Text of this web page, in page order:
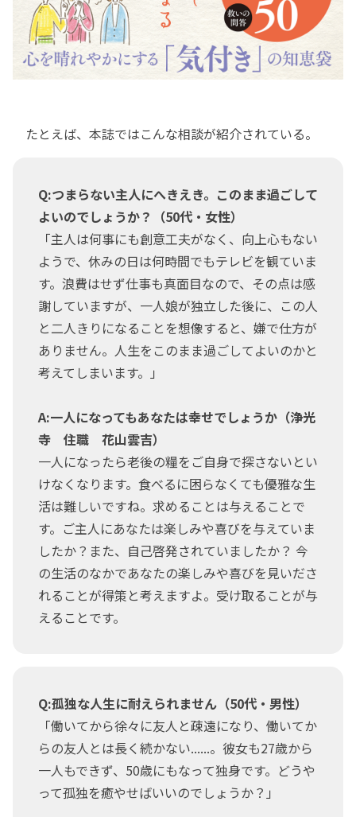
たとえば、本誌ではこんな相談が紹介されている。
Q:つまらない主人にへきえき。このまま過ごして
よいのでしょうか？（50代・女性）
「主人は何事にも創意工夫がなく、向上心もない
ようで、休みの日は何時間でもテレビを観ていま
す。浪費はせず仕事も真面目なので、その点は感
謝していますが、一人娘が独立した後に、この人
と二人きりになることを想像すると、嫌で仕方が
ありません。人生をこのまま過ごしてよいのかと
考えてしまいます。」
A:一人になってもあなたは幸せでしょうか（浄光
寺 住職 花山雲吉）
一人になったら老後の糧をご自身で探さないとい
けなくなります。食べるに困らなくても優雅な生
活は難しいですね。求めることは与えることで
す。ご主人にあなたは楽しみや喜びを与えていま
したか？また、自己啓発されていましたか？ 今
の生活のなかであなたの楽しみや喜びを見いださ
れることが得策と考えますよ。受け取ることが与
えることです。
Q:孤独な人生に耐えられません（50代・男性）
「働いてから徐々に友人と疎遠になり、働いてか
らの友人とは長く続かない......。彼女も27歳から
一人もできず、50歳にもなって独身です。どうや
って孤独を癒やせばいいのでしょうか？」